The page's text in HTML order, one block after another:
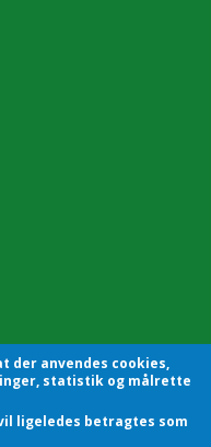
| Sekretariatet |
der anvendes cookies,
statistik og målrette
ligeledes betragtes som